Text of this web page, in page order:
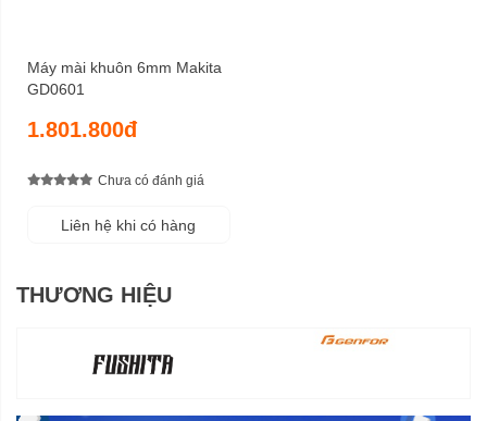
Máy mài khuôn 6mm Makita
GD0601
1.801.800đ
Chưa có đánh giá
Liên hệ khi có hàng
THƯƠNG HIỆU